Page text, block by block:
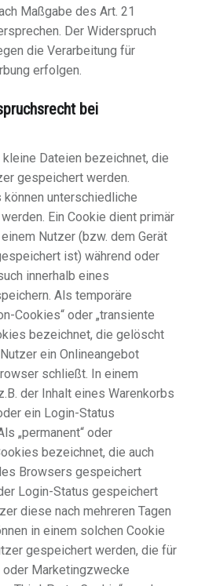
Maßgabe des Art. 21
Der Widerspruch
die Verarbeitung für
erfolgen.
bei
kleine Dateien bezeichnet, die
gespeichert werden.
unterschiedliche
Ein Cookie dient primär
Nutzer (bzw. dem Gerät
ist) während oder
innerhalb eines
Als temporäre
Cookies“ oder „transiente
bezeichnet, die gelöscht
ein Onlineangebot
schließt. In einem
der Inhalt eines Warenkorbs
ein Login-Status
„permanent“ oder
bezeichnet, die auch
Browsers gespeichert
Login-Status gespeichert
diese nach mehreren Tagen
in einem solchen Cookie
gespeichert werden, die für
Marketingzwecke